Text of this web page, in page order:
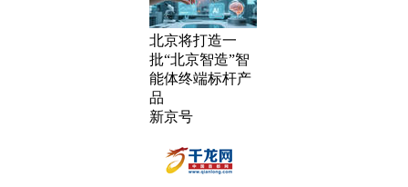
北京将打造一
批“北京智造”智
能体终端标杆产
品
新京号